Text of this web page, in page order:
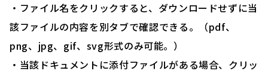
・ファイル名をクリックすると、ダウンロードせずに当
該ファイルの内容を別タブで確認できる。（pdf、
png、jpg、gif、svg形式のみ可能。）
・当該ドキュメントに添付ファイルがある場合、クリッ